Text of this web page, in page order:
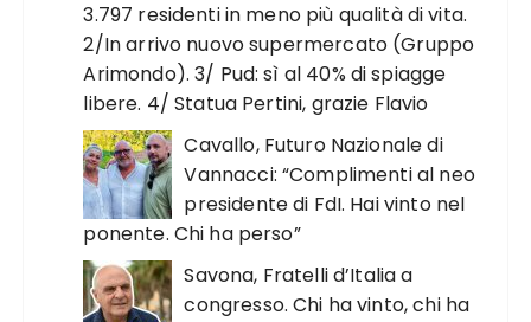
3.797 residenti in meno più qualità di vita.
2/In arrivo nuovo supermercato (Gruppo
Arimondo). 3/ Pud: sì al 40% di spiagge
libere. 4/ Statua Pertini, grazie Flavio
Cavallo, Futuro Nazionale di
Vannacci: “Complimenti al neo
presidente di FdI. Hai vinto nel
ponente. Chi ha perso”
Savona, Fratelli d’Italia a
congresso. Chi ha vinto, chi ha